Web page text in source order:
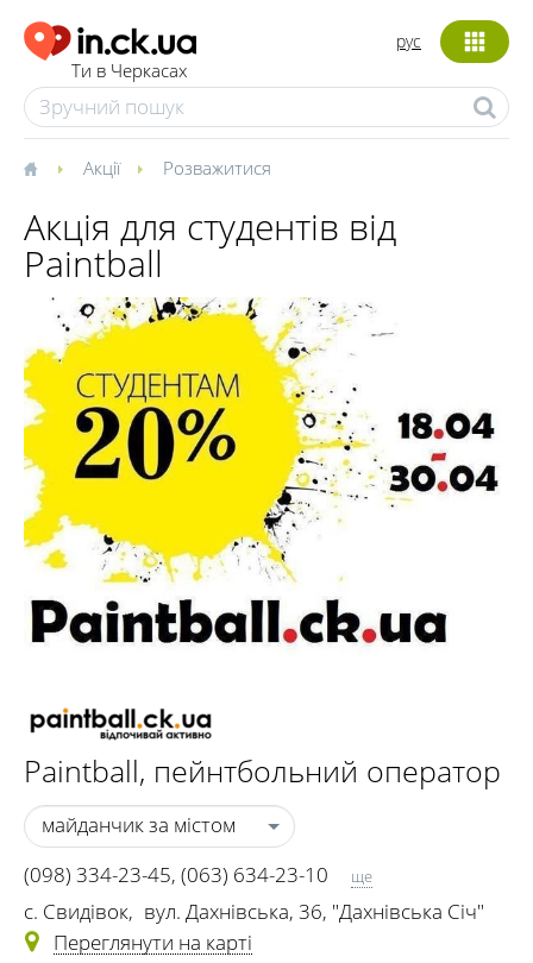
Ти в Черкасах
рус
Акції Розважитися
Акція для студентів від
Paintball
Paintball, пейнтбольний оператор
майданчик за містом
(098) 334-23-45, (063) 634-23-10
(095) 294-23-45
ще
c. Свидівок, вул. Дахнівська, 36, "Дахнівська Січ"
Переглянути на карті